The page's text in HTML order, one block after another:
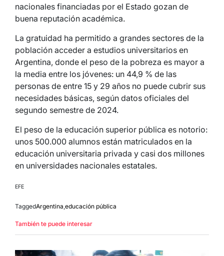
nacionales financiadas por el Estado gozan de
buena reputación académica.
La gratuidad ha permitido a grandes sectores de la
población acceder a estudios universitarios en
Argentina, donde el peso de la pobreza es mayor a
la media entre los jóvenes: un 44,9 % de las
personas de entre 15 y 29 años no puede cubrir sus
necesidades básicas, según datos oficiales del
segundo semestre de 2024.
El peso de la educación superior pública es notorio:
unos 500.000 alumnos están matriculados en la
educación universitaria privada y casi dos millones
en universidades nacionales estatales.
EFE
TaggedArgentina,educación pública
También te puede interesar